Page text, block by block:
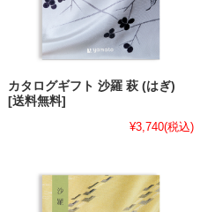
カタログギフト 沙羅 萩 (はぎ)
[送料無料]
¥3,740(税込)